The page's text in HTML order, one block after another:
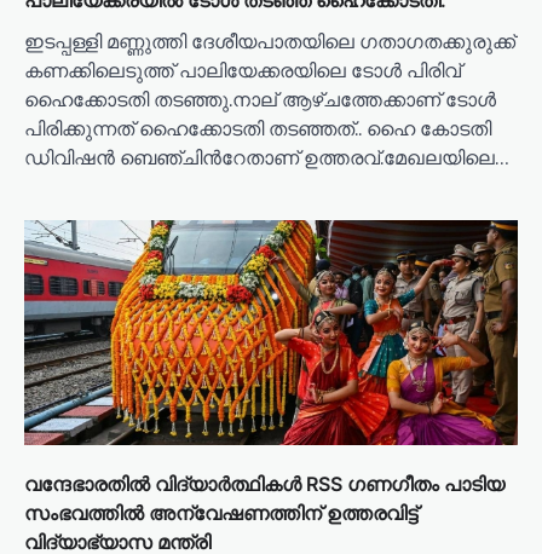
ഇടപ്പള്ളി മണ്ണുത്തി ദേശീയപാതയിലെ ഗതാഗതക്കുരുക്ക്
കണക്കിലെടുത്ത് പാലിയേക്കരയിലെ ടോൾ പിരിവ്
ഹൈക്കോടതി തടഞ്ഞു.നാല് ആഴ്ചത്തേക്കാണ് ടോള്‍
പിരിക്കുന്നത് ഹൈക്കോടതി തടഞ്ഞത്.. ഹൈ കോടതി
ഡിവിഷൻ ബെഞ്ചിന്‍റേതാണ് ഉത്തരവ്.മേഖലയിലെ…
വന്ദേഭാരതിൽ വിദ്യാർത്ഥികൾ RSS ഗണഗീതം പാടിയ
സംഭവത്തിൽ അന്വേഷണത്തിന് ഉത്തരവിട്ട്
വിദ്യാഭ്യാസ മന്ത്രി